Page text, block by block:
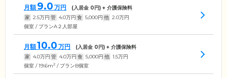
月額 9.0 万円 (入居金 0円) + 介護保険料
家 2.5万円 管 4.0万円 食 5,000円 他 2.0万円
個室 / プランA２人部屋
月額10.0 万円 (入居金 0円) + 介護保険料
家 4.0万円 管 4.0万円 食 5,000円 他 1.5万円
個室 / 19.6m2 / プランB個室